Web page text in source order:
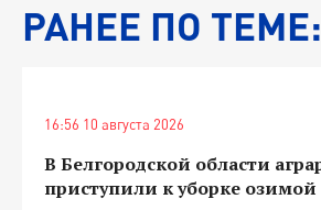
РАНЕЕ ПО ТЕМЕ:
16:56 10 августа 2026
В Белгородской области
приступили к уборке